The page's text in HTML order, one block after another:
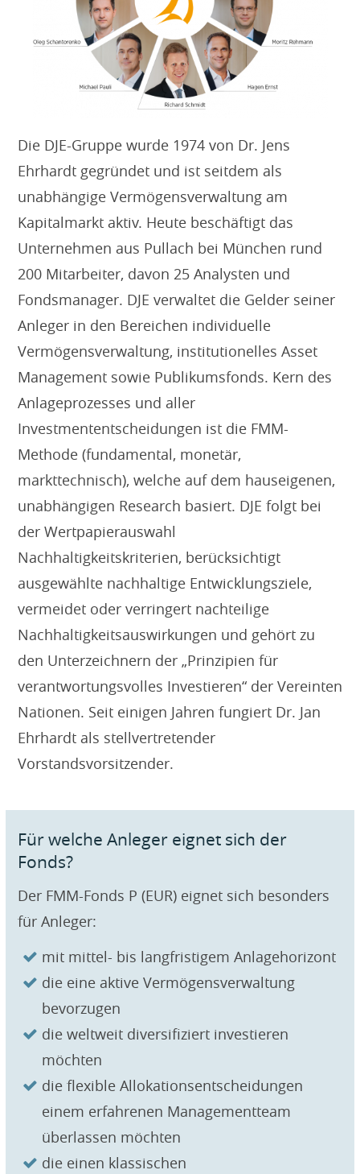
Die DJE-Gruppe wurde 1974 von Dr. Jens
Ehrhardt gegründet und ist seitdem als
unabhängige Vermögensverwaltung am
Kapitalmarkt aktiv. Heute beschäftigt das
Unternehmen aus Pullach bei München rund
200 Mitarbeiter, davon 25 Analysten und
Fondsmanager. DJE verwaltet die Gelder seiner
Anleger in den Bereichen individuelle
Vermögensverwaltung, institutionelles Asset
Management sowie Publikumsfonds. Kern des
Anlageprozesses und aller
Investmententscheidungen ist die FMM-
Methode (fundamental, monetär,
markttechnisch), welche auf dem hauseigenen,
unabhängigen Research basiert. DJE folgt bei
der Wertpapierauswahl
Nachhaltigkeitskriterien, berücksichtigt
ausgewählte nachhaltige Entwicklungsziele,
vermeidet oder verringert nachteilige
Nachhaltigkeitsauswirkungen und gehört zu
den Unterzeichnern der „Prinzipien für
verantwortungsvolles Investieren“ der Vereinten
Nationen. Seit einigen Jahren fungiert Dr. Jan
Ehrhardt als stellvertretender
Vorstandsvorsitzender.
Für welche Anleger eignet sich der
Fonds?
Der FMM-Fonds P (EUR) eignet sich besonders
für Anleger:
mit mittel- bis langfristigem Anlagehorizont
die eine aktive Vermögensverwaltung
bevorzugen
die weltweit diversifiziert investieren
möchten
die flexible Allokationsentscheidungen
einem erfahrenen Managementteam
überlassen möchten
die einen klassischen